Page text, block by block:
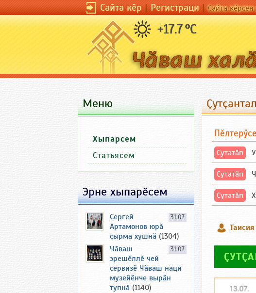
Сайта кӗр|Регистраци|Сайта
+17.7 °C
Сутатӑп
Сутатӑп
Сутатӑп
Меню
Хыпарсем
Статьясем
Эрне хыпарӗсем
31.07
Сергей
Артамонов юрӑ
ҫырма хушнӑ (1304)
31.07
Чӑваш
эрешӗллӗ чей
сервизӗ Чӑваш наци
музейӗнче вырӑн
тупнӑ (1140)